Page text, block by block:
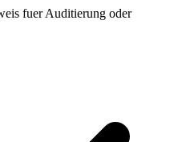
fuer Auditierung oder